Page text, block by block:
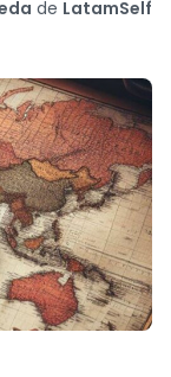
de LatamSelf